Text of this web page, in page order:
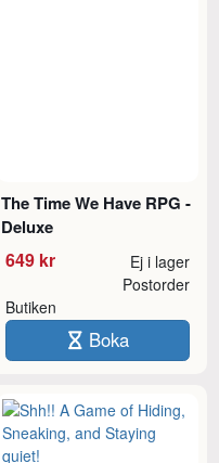
The Time We Have RPG -
Deluxe
649 kr Ej i lager
Butiken
Postorder
Boka